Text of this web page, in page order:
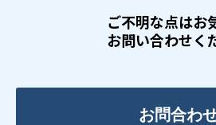
ご不明な点はお
お問い合わせく
お問合わ